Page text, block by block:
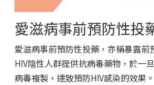
愛滋病事前預防性投
愛滋病事前預防性投藥，亦稱暴露前
HIV陰性人群提供抗病毒藥物，於一
病毒複製，達致預防HIV感染的效果。